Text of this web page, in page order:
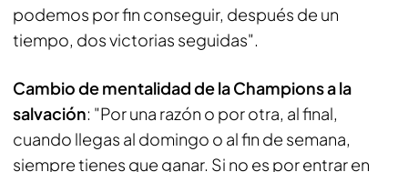
podemos por fin conseguir, después de un
tiempo, dos victorias seguidas".
Cambio de mentalidad de la Champions a la
salvación: "Por una razón o por otra, al final,
cuando llegas al domingo o al fin de semana,
siempre tienes que ganar. Si no es por entrar en